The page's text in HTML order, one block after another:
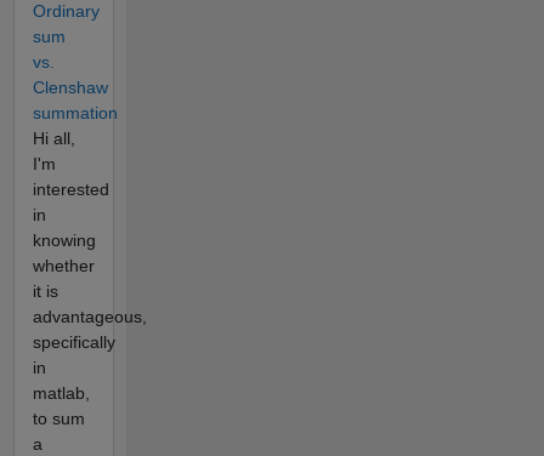
Ordinary
sum
vs.
Clenshaw
summation
Hi all,
I'm
interested
in
knowing
whether
it is
advantageous,
specifically
in
matlab,
to sum
a